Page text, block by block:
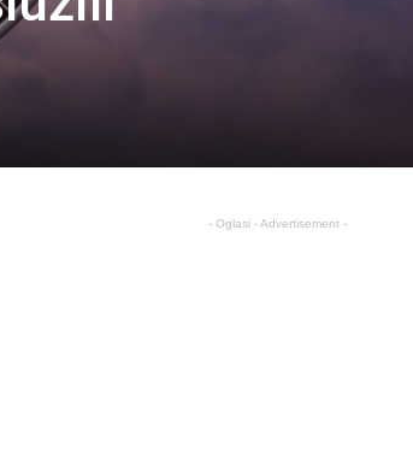
- Oglasi - Advertisement -